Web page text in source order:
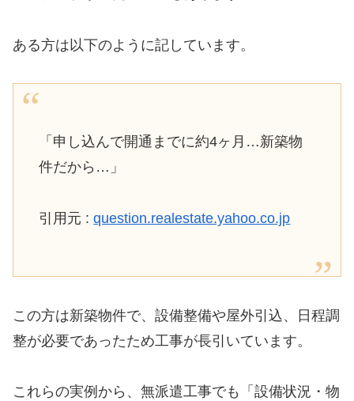
ある方は以下のように記しています。
「申し込んで開通までに約4ヶ月…新築物
件だから…」
引用元 :question.realestate.yahoo.co.jp
この方は新築物件で、設備整備や屋外引込、日程調
整が必要であったため工事が長引いています。
これらの実例から、無派遣工事でも「設備状況・物